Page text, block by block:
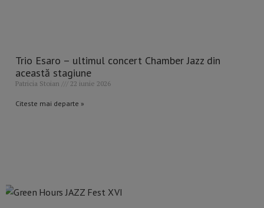
Trio Esaro – ultimul concert Chamber Jazz din
această stagiune
Patricia Stoian 22 iunie 2026
Citeste mai departe »